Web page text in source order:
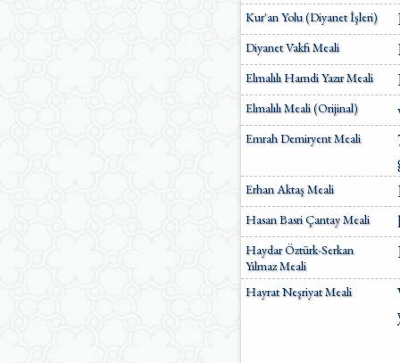
Kur'an Yolu (Diyanet İşleri)
Diyanet Vakfı Meali
Elmalılı Hamdi Yazır Meali
Elmalılı Meali (Orijinal)
Emrah Demiryent Meali
Erhan Aktaş Meali
Hasan Basri Çantay Meali
Haydar Öztürk-Serkan
Yılmaz Meali
Hayrat Neşriyat Meali